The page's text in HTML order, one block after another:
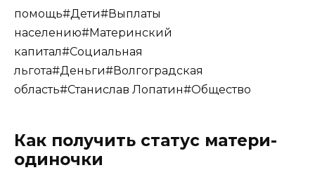
помощь#Дети#Выплаты
населению#Материнский
капитал#Социальная
льгота#Деньги#Волгоградская
область#Станислав Лопатин#Общество
Как получить статус матери-
одиночки